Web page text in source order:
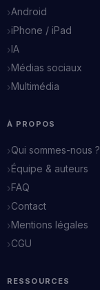
Android
iPhone / iPad
IA
Médias sociaux
Multimédia
À PROPOS
Qui sommes-nous ?
Équipe & auteurs
FAQ
Contact
Mentions légales
CGU
RESSOURCES